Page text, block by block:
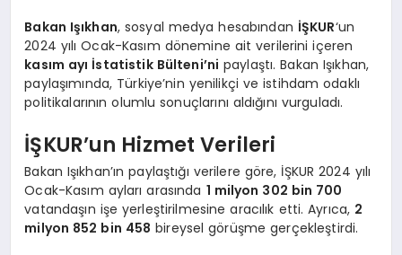
Bakan Işıkhan, sosyal medya hesabından İŞKUR‘un
2024 yılı Ocak-Kasım dönemine ait verilerini içeren
kasım ayı İstatistik Bülteni’ni paylaştı. Bakan Işıkhan,
paylaşımında, Türkiye’nin yenilikçi ve istihdam odaklı
politikalarının olumlu sonuçlarını aldığını vurguladı.
İŞKUR’un Hizmet Verileri
Bakan Işıkhan’ın paylaştığı verilere göre, İŞKUR 2024 yılı
Ocak-Kasım ayları arasında 1 milyon 302 bin 700
vatandaşın işe yerleştirilmesine aracılık etti. Ayrıca, 2
milyon 852 bin 458 bireysel görüşme gerçekleştirdi.